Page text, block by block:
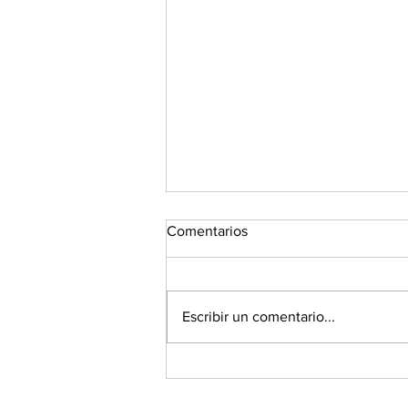
Comentarios
Escribir un comentario...